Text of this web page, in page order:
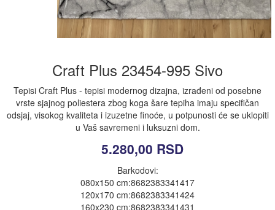
Craft Plus 23454-995 Sivo
Tepisi Craft Plus - tepisi modernog dizajna, izrađeni od posebne
vrste sjajnog poliestera zbog koga šare tepiha imaju specifičan
odsjaj, visokog kvaliteta i izuzetne finoće, u potpunosti će se uklopiti
u Vaš savremeni i luksuzni dom.
5.280,00 RSD
Barkodovi:
080x150 cm:8682383341417
120x170 cm:8682383341424
160x230 cm:8682383341431